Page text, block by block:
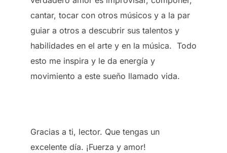
cantar, tocar con otros músicos y a la par
guiar a otros a descubrir sus talentos y
habilidades en el arte y en la música. Todo
esto me inspira y le da energía y
movimiento a este sueño llamado vida.
Gracias a ti, lector. Que tengas un
excelente día. ¡Fuerza y amor!